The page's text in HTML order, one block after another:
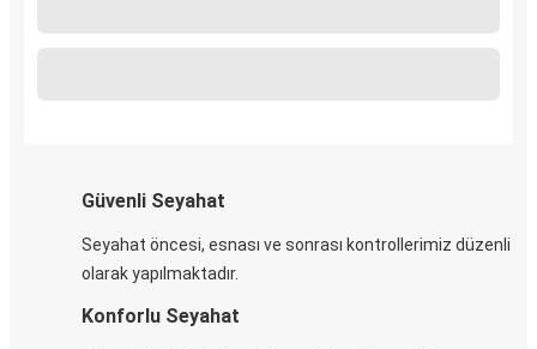
Güvenli Seyahat
Seyahat öncesi, esnası ve sonrası kontrollerimiz düzenli
olarak yapılmaktadır.
Konforlu Seyahat